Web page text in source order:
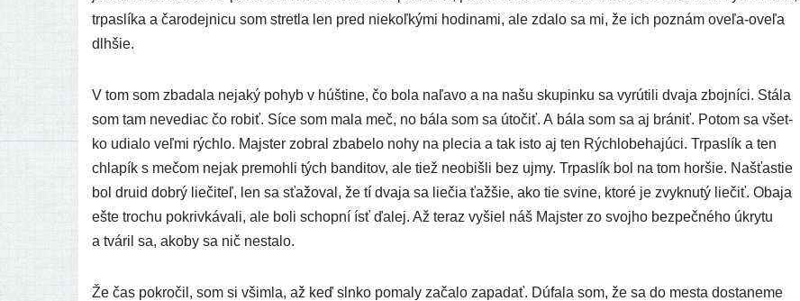
trpas­lí­ka a čaro­dej­ni­cu som stret­la len pred nie­koľ­ký­mi hodi­na­mi, ale zda­lo sa mi, že ich poznám ove­ľa-ove­ľa
dlhšie.
V tom som zba­da­la neja­ký pohyb v húš­ti­ne, čo bola naľa­vo a na našu sku­pin­ku sa vyrú­ti­li dva­ja zboj­ní­ci. Stála
som tam neve­diac čo robiť. Síce som mala meč, no bála som sa úto­čiť. A bála som sa aj brá­niť. Potom sa všet­
ko udia­lo veľ­mi rých­lo. Majster zobral zba­be­lo nohy na ple­cia a tak isto aj ten Rýchlobehajúci. Trpaslík a ten
chla­pík s mečom nejak pre­moh­li tých ban­di­tov, ale tiež neobiš­li bez ujmy. Trpaslík bol na tom hor­šie. Našťastie
bol dru­id dob­rý lie­či­teľ, len sa sťa­žo­val, že tí dva­ja sa lie­čia ťaž­šie, ako tie svi­ne, kto­ré je zvyk­nu­tý lie­čiť. Obaja
ešte tro­chu pokriv­ká­va­li, ale boli schop­ní ísť ďalej. Až teraz vyšiel náš Majster zo svoj­ho bez­peč­né­ho úkry­tu
a tvá­ril sa, ako­by sa nič nestalo.
Že čas pokro­čil, som si všim­la, až keď sln­ko poma­ly zača­lo zapa­dať. Dúfala som, že sa do mes­ta dosta­ne­me